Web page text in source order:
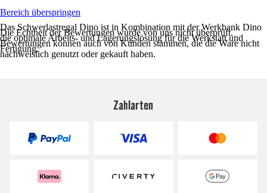
Das Schwerlastregal Dino ist in Kombination mit der Werkbank Dino
die optimale Arbeits- und Lagerungslösung für die Werkstatt und
Fertigung.
Bereich überspringen
Die Echtheit der Bewertungen wurde von uns nicht überprüft.
Bewertungen können auch von Kunden stammen, die die Ware nicht
nachweislich genutzt oder gekauft haben.
Zahlarten